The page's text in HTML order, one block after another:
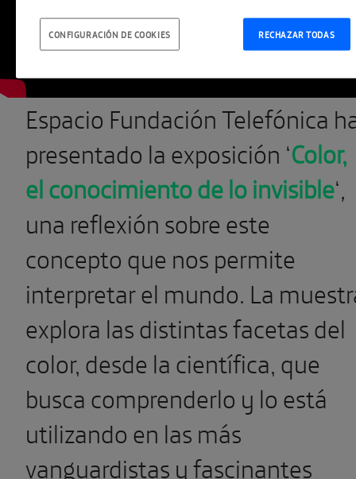
Espacio Fundación Telefónica
presentado la exposición ‘Color,
el conocimiento de lo invisible‘,
una reflexión sobre este
concepto que nos permite
interpretar el mundo. La
explora las distintas facetas del
color, desde la científica, que
busca comprenderlo y lo está
utilizando en las más
vanguardistas y fascinantes
RECHAZAR TODAS
CONFIGURACIÓN DE COOKIES